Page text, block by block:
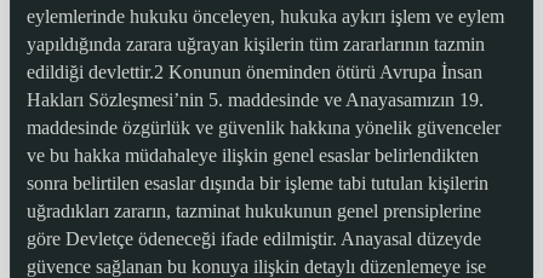
eylemlerinde hukuku önceleyen, hukuka aykırı işlem ve eylem
yapıldığında zarara uğrayan kişilerin tüm zararlarının tazmin
edildiği devlettir.2 Konunun öneminden ötürü Avrupa İnsan
Hakları Sözleşmesi’nin 5. maddesinde ve Anayasamızın 19.
maddesinde özgürlük ve güvenlik hakkına yönelik güvenceler
ve bu hakka müdahaleye ilişkin genel esaslar belirlendikten
sonra belirtilen esaslar dışında bir işleme tabi tutulan kişilerin
uğradıkları zararın, tazminat hukukunun genel prensiplerine
göre Devletçe ödeneceği ifade edilmiştir. Anayasal düzeyde
güvence sağlanan bu konuya ilişkin detaylı düzenlemeye ise